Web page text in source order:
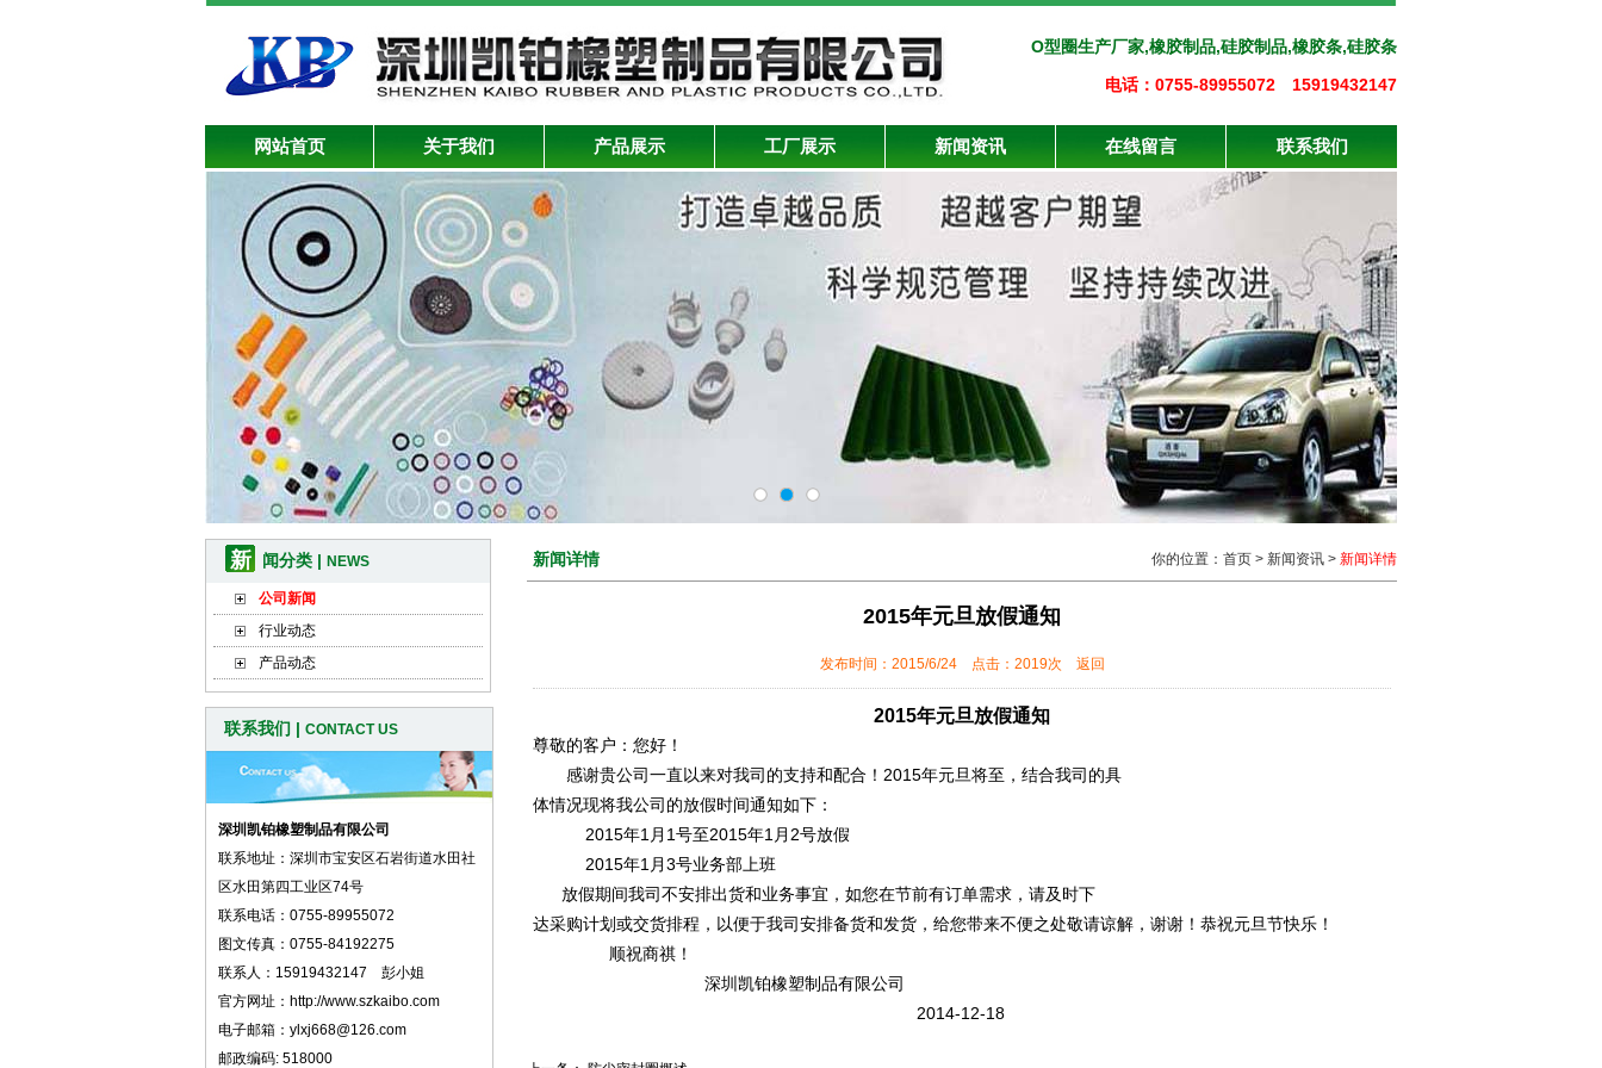
O型圈生产厂家,橡胶制品,硅胶制品,橡胶条,硅胶条
电话：0755-89955072 15919432147
网站首页 关于我们 产品展示 工厂展示 新闻资讯 在线留言 联系我们
新 闻分类 | NEWS
公司新闻
行业动态
产品动态
联系我们 | CONTACT US
深圳凯铂橡塑制品有限公司
联系地址：深圳市宝安区石岩街道水田社
区水田第四工业区74号
联系电话：0755-89955072
图文传真：0755-84192275
联系人：15919432147 彭小姐
官方网址：http://www.szkaibo.com
电子邮箱：ylxj668@126.com
邮政编码: 518000
新闻详情 你的位置：首页 > 新闻资讯 > 新闻详情
2015年元旦放假通知
发布时间：2015/6/24 点击：2019次 返回
2015年元旦放假通知
尊敬的客户：您好！
感谢贵公司一直以来对我司的支持和配合！2015年元旦将至，结合我司的具
体情况现将我公司的放假时间通知如下：
2015年1月1号至2015年1月2号放假
2015年1月3号业务部上班
放假期间我司不安排出货和业务事宜，如您在节前有订单需求，请及时下
达采购计划或交货排程，以便于我司安排备货和发货，给您带来不便之处敬请谅解，谢谢！恭祝元旦节快乐！
顺祝商祺！
深圳凯铂橡塑制品有限公司
2014-12-18